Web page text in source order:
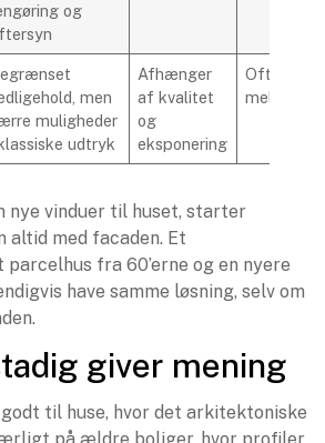
og
men
muligheder
udtryk
Afhænger
af kvalitet
og
eksponering
Ofte lav til
mellem
nye vinduer til huset, starter
med facaden. Et
fra 60’erne og en nyere
have samme løsning, selv om
giver mening
til huse, hvor det arkitektoniske